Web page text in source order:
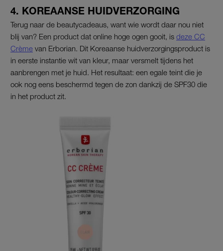
4. KOREAANSE HUIDVERZORGING
Terug naar de beautycadeaus, want wie wordt daar nou niet
blij van? Een product dat online hoge ogen gooit, is deze CC
Crème van Erborian. Dit Koreaanse huidverzorgingsproduct is
in eerste instantie wit van kleur, maar versmelt tijdens het
aanbrengen met je huid. Het resultaat: een egale teint die je
ook nog eens beschermd tegen de zon dankzij de SPF30 die
in het product zit.